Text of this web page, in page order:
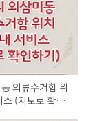
의류수거함 위
스 (지도로 확인